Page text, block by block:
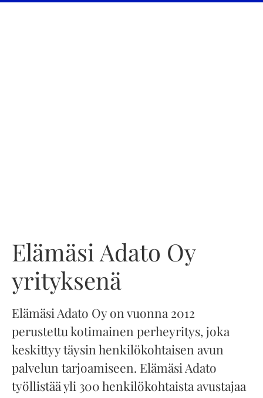
Elämäsi Adato Oy
yrityksenä
Elämäsi Adato Oy on vuonna 2012
perustettu kotimainen perheyritys, joka
keskittyy täysin henkilökohtaisen avun
palvelun tarjoamiseen. Elämäsi Adato
työllistää yli 300 henkilökohtaista avustajaa